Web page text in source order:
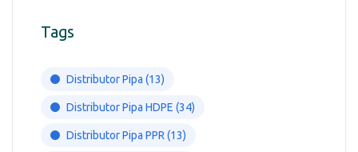
Tags
Distributor Pipa (13)
Distributor Pipa HDPE (34)
Distributor Pipa PPR (13)